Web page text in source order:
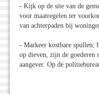
- Kijk op de site van de
voor maatregelen ter
van achterpaden bij
- Markeer kostbare spullen;
op dieven, zijn de goederen
aangever. Op de